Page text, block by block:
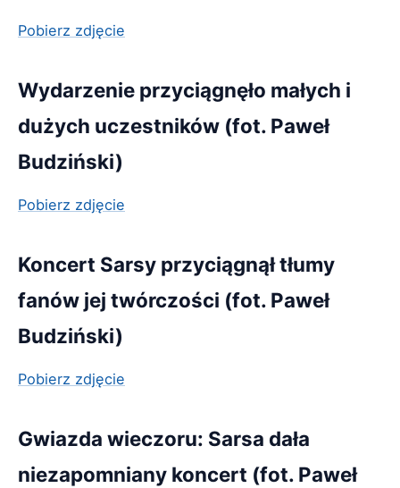
Pobierz zdjęcie
Wydarzenie przyciągnęło małych i
dużych uczestników (fot. Paweł
Budziński)
Pobierz zdjęcie
Koncert Sarsy przyciągnął tłumy
fanów jej twórczości (fot. Paweł
Budziński)
Pobierz zdjęcie
Gwiazda wieczoru: Sarsa dała
niezapomniany koncert (fot. Paweł